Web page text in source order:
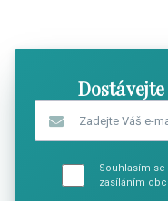
Souhlasím
zasíláním